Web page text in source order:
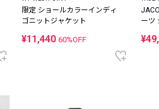
限定 ショールカラーインディ
ゴニットジャケット
¥11,44060%OFF
ーツ